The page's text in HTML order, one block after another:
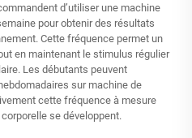
d’utiliser une machine
pour obtenir des résultats
Cette fréquence permet un
en maintenant le stimulus régulier
Les débutants peuvent
sur machine de
cette fréquence à mesure
se développent.